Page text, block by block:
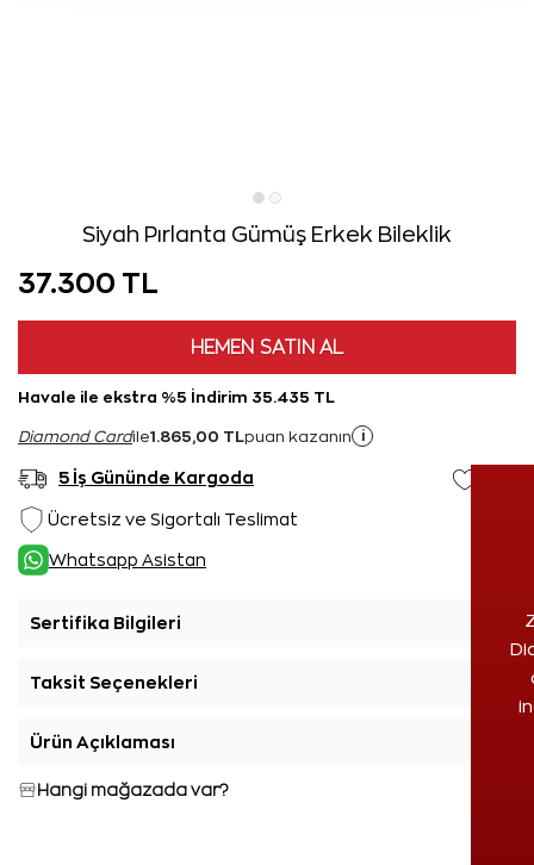
Siyah Pırlanta Gümüş Erkek Bileklik
37.300 TL
HEMEN SATIN AL
Havale ile ekstra %5 İndirim 35.435 TL
Diamond Cardile1.865,00 TL puan kazanın i
5 İş Gününde Kargoda
Ücretsiz ve Sigortalı Teslimat
Whatsapp Asistan
Sertifika Bilgileri
Taksit Seçenekleri
Ürün Açıklaması
Hangi mağazada var?